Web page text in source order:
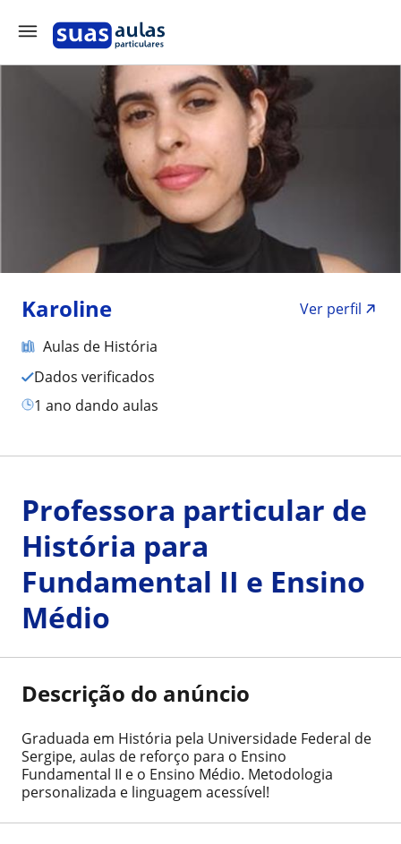
Karoline
Ver perfil
Aulas de História
Dados verificados
1 ano dando aulas
Professora particular de
História para
Fundamental II e Ensino
Médio
Descrição do anúncio
Graduada em História pela Universidade Federal de
Sergipe, aulas de reforço para o Ensino
Fundamental II e o Ensino Médio. Metodologia
personalizada e linguagem acessível!